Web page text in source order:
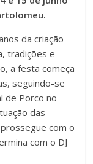
da criação
tradições e
a festa começa
seguindo-se
de Porco no
das
com o
com o DJ